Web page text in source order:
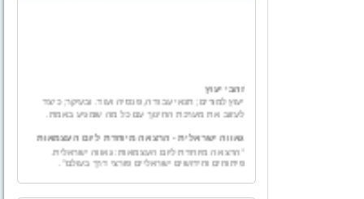
יעוץ למורים; תנאי עבודה, פנסיה ועוד. ובעיקר; כיצד
לעזוב את מערכת החינוך עם כל מה שמגיע באמת.
גאווה ישראלית - הרצאה מיוחדת ליום העצמאות
"הרצאה מיוחדת ליום העצמאות: גאווה ישראלית.
פיתוחים וחידושים ישראליים פורצי דרך בעולם".
גמולים